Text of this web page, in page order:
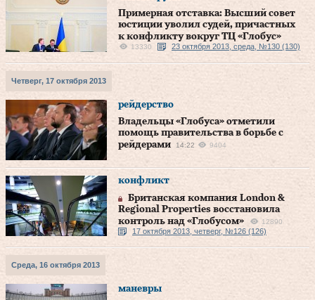
Примерная отставка: Высший совет
юстиции уволил судей, причастных
к конфликту вокруг ТЦ «Глобус»
13330 23 октября 2013, среда, №130 (130)
Четверг, 17 октября 2013
рейдерство
Владельцы «Глобуса» отметили
помощь правительства в борьбе с
рейдерами
14:22 9404
конфликт
Британская компания London &
Regional Properties восстановила
контроль над «Глобусом»
12890
17 октября 2013, четверг, №126 (126)
Среда, 16 октября 2013
маневры